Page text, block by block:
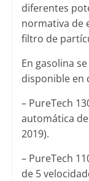
diferentes
normativa de
filtro de
En gasolina
disponible en
– PureTech
automática
2019).
– PureTech
de 5